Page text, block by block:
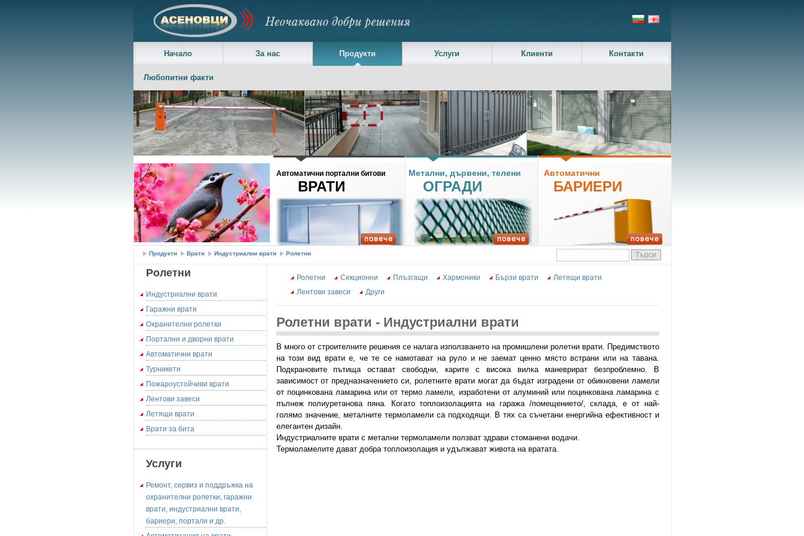
Начало За нас Продукти Услуги Клиенти Контакти
Любопитни факти
Асеновци ЕООД - Бариери, огради, индустриални врати
Автоматични портални битови
ВРАТИ
Метални, дървени, телени
ОГРАДИ
Автоматични
БАРИЕРИ
Продукти Врати Индустриални врати Ролетни
Ролетни
Индустриални врати
Гаражни врати
Охранителни ролетки
Портални и дворни врати
Автоматични врати
Турникети
Пожароустойчиви врати
Лентови завеси
Летящи врати
Врати за бита
Услуги
Ремонт, сервиз и поддръжка на
охранителни ролетки, гаражни
врати, индустриални врати,
бариери, портали и др.
Ролетни Секционни Плъзгащи Хармоники Бързи врати
Летящи врати
Лентови завеси
Други
Ролетни врати - Индустриални врати
В много от строителните решения се налага използването на промишлени ролетни врати. Предимството
на този вид врати е, че те се намотават на руло и не заемат ценно място встрани или на тавана.
Подкрановите пътища остават свободни, карите с висока вилка маневрират безпроблемно. В
зависимост от предназначението си, ролетните врати могат да бъдат изградени от обикновени ламели
от поцинкована ламарина или от термо ламели, изработени от алуминий или поцинкована ламарина с
пълнеж полиуретанова пяна. Когато топлоизолацията на гаража /помещението/, склада, е от най-
голямо значение, металните термоламели са подходящи. В тях са съчетани енергийна ефективност и
елегантен дизайн.
Индустриалните врати с метални термоламели ползват здрави стоманени водачи.
Термоламелите дават добра топлоизолация и удължават живота на вратата.